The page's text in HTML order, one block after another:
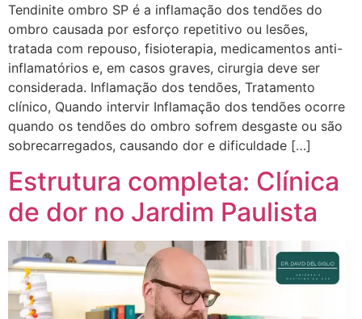
Tendinite ombro SP é a inflamação dos tendões do
ombro causada por esforço repetitivo ou lesões,
tratada com repouso, fisioterapia, medicamentos anti-
inflamatórios e, em casos graves, cirurgia deve ser
considerada. Inflamação dos tendões, Tratamento
clínico, Quando intervir Inflamação dos tendões ocorre
quando os tendões do ombro sofrem desgaste ou são
sobrecarregados, causando dor e dificuldade […]
Estrutura completa: Clínica
de dor no Jardim Paulista